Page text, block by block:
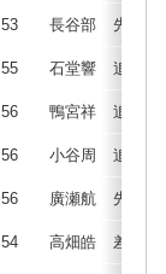
53 長谷部 先
55 石堂響 追
56 鴨宮祥 追
56 小谷周 追
56 廣瀬航 先
54 高畑皓 差